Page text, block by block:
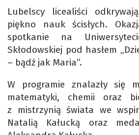
Lubelscy licealiści
piękno nauk ścisłych.
spotkanie na
Skłodowskiej pod hasłem
– bądź jak Maria”.
W programie znalazły się
matematyki, chemii oraz
z mistrzynią świata we
Natalią Kałucką oraz